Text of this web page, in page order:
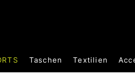
Taschen Textilien